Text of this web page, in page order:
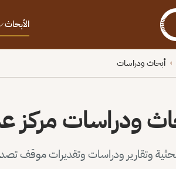
الأبحاث
› أبحاث ودراسات
ودراسات مركز
وتقارير ودراسات وتقديرات موقف